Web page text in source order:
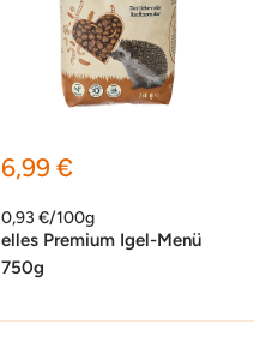
Sonderpreis
6,99 €
0,93 €/100g
elles Premium Igel-Menü
750g